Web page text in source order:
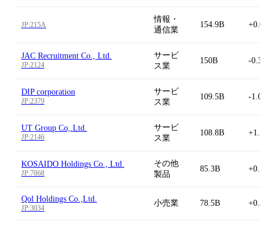
JP:215A
情報・
通信業
154.9B
JAC Recruitment Co., Ltd.
JP:2124
サービ
ス業
150B -
DIP corporation
JP:2379
サービ
ス業
109.5B -
UT Group Co,.Ltd.
JP:2146
サービ
ス業
108.8B
KOSAIDO Holdings Co., Ltd.
JP:7868
その他
製品
85.3B
Qol Holdings Co.,Ltd.
JP:3034
小売業 78.5B